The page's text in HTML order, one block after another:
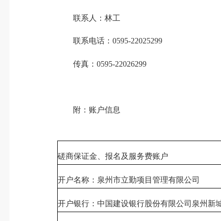
联系人：林工
联系电话：0595-22025299
传真：0595-22026299
附：账户信息
磋商保证金、报名及服务费账户
开户名称：泉州市立勤项目管理有限公司
开户银行：中国建设银行股份有限公司泉州新